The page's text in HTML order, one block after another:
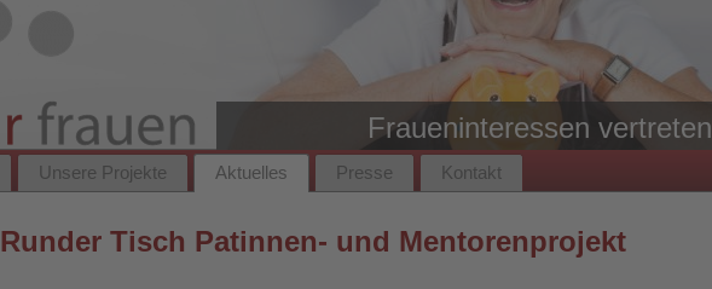
Fraueninteressen vertreten
Unsere Projekte Aktuelles Presse Kontakt
Runder Tisch Patinnen- und Mentorenprojekt